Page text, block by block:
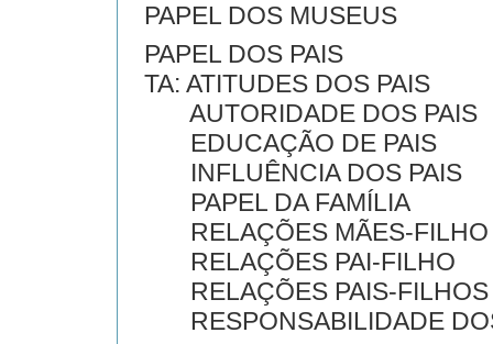
PAPEL DOS MUSEUS
PAPEL DOS PAIS
TA: ATITUDES DOS PAIS
AUTORIDADE DOS PAIS
EDUCAÇÃO DE PAIS
INFLUÊNCIA DOS PAIS
PAPEL DA FAMÍLIA
RELAÇÕES MÃES-FILHO
RELAÇÕES PAI-FILHO
RELAÇÕES PAIS-FILHOS
RESPONSABILIDADE